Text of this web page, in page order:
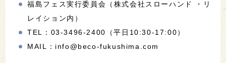
福島フェス実行委員会（株式会社スローハンド ・リ
レイション内）
TEL：03-3496-2400（平日10:30-17:00）
MAIL：info@beco-fukushima.com